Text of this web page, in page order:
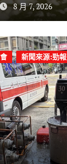
8 月 7, 2026
新聞來源:勁報